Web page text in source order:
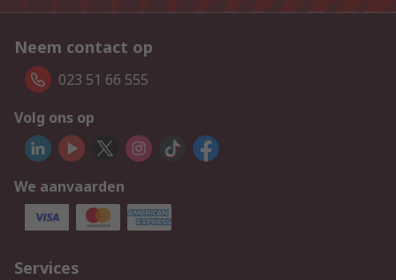
Neem contact op
023 51 66 555
Volg ons op
We aanvaarden
Services